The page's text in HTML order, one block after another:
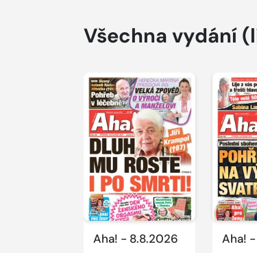
Všechna vydání
Aha! - 8.8.2026 Aha!